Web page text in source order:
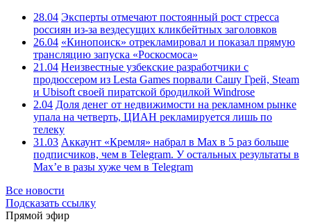
28.04 Эксперты отмечают постоянный рост стресса
россиян из-за вездесущих кликбейтных заголовков
26.04 «Кинопоиск» отрекламировал и показал прямую
трансляцию запуска «Роскосмоса»
21.04 Неизвестные узбекские разработчики с
продюссером из Lesta Games порвали Сашу Грей, Steam
и Ubisoft своей пиратской бродилкой Windrose
2.04 Доля денег от недвижимости на рекламном рынке
упала на четверть, ЦИАН рекламируется лишь по
телеку
31.03 Аккаунт «Кремля» набрал в Max в 5 раз больше
подписчиков, чем в Telegram. У остальных результаты в
Max’е в разы хуже чем в Telegram
Все новости
Подсказать ссылку
Прямой эфир